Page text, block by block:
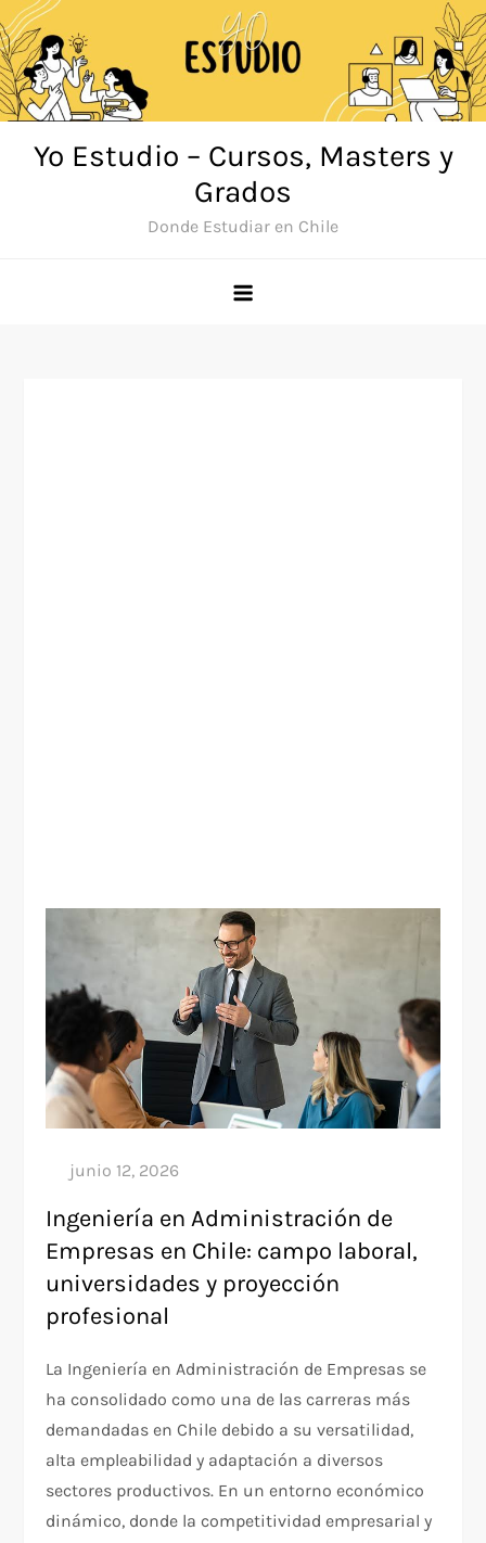
Saltar
al
contenido
Yo Estudio – Cursos, Masters y
Grados
Donde Estudiar en Chile
Ingeniería en Administración de
Empresas en Chile: campo laboral,
universidades y proyección
profesional
La Ingeniería en Administración de Empresas se
ha consolidado como una de las carreras más
demandadas en Chile debido a su versatilidad,
alta empleabilidad y adaptación a diversos
sectores productivos. En un entorno económico
dinámico, donde la competitividad empresarial y